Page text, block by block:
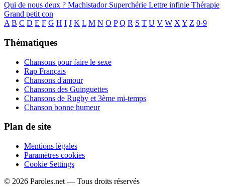
Qui de nous deux ? Machistador Superchérie Lettre infinie Thérapie
Grand petit con
A B C D E F G H I J K L M N O P Q R S T U V W X Y Z 0-9
Thématiques
Chansons pour faire le sexe
Rap Français
Chansons d'amour
Chansons des Guinguettes
Chansons de Rugby et 3ème mi-temps
Chanson bonne humeur
Plan de site
Mentions légales
Paramètres cookies
Cookie Settings
© 2026 Paroles.net — Tous droits réservés